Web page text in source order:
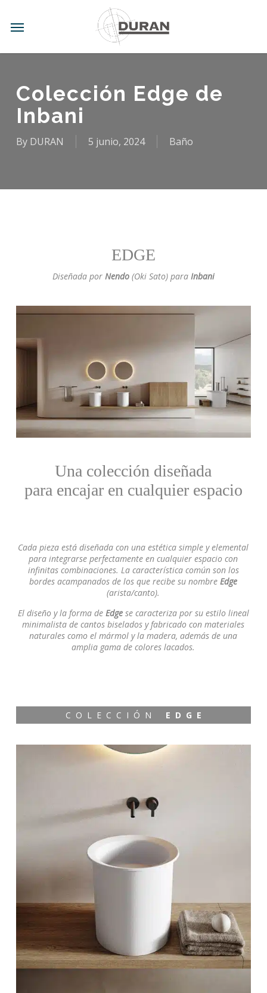
main
Menu
Colección Edge de
Inbani
By DURAN 5 junio, 2024 Baño
EDGE
Diseñada por Nendo (Oki Sato) para Inbani
Una colección diseñada
para encajar en cualquier espacio
Cada pieza está diseñada con una estética simple y elemental
para integrarse perfectamente en cualquier espacio con
infinitas combinaciones. La característica común son los
bordes acampanados de los que recibe su nombre Edge
(arista/canto).
El diseño y la forma de Edgese caracteriza por su estilo lineal
minimalista de cantos biselados y fabricado con materiales
naturales como el mármol y la madera, además de una
amplia gama de colores lacados.
C O L E C C I Ó N E D G E